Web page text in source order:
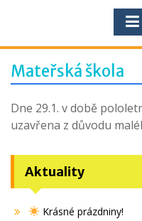
Mateřská škola
Dne 29.1. v době
uzavřena z důvodu
Aktuality
Krásné prázdniny!